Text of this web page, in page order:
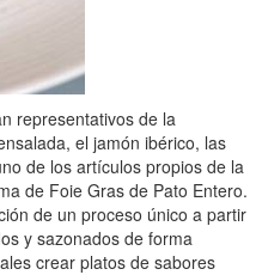
representativos de la
el jamón ibérico, las
de los artículos propios de la
de Foie Gras de Pato Entero.
de un proceso único a partir
y sazonados de forma
crear platos de sabores